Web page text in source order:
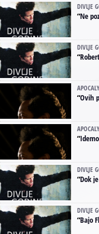
DIVLJE
“Ne poznajem
DIVLJE
“
“Ovih par
“
DIVLJE
“Dok
DIVLJE
“Bajo